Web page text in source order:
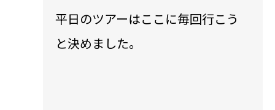
平日のツアーはここに毎回行こう
と決めました。